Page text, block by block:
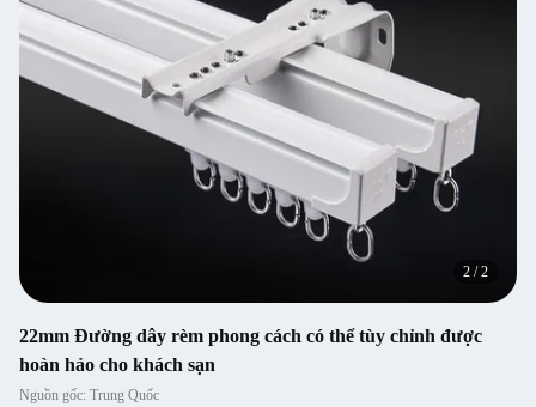
2 /2
22mm Đường dây rèm phong cách có thể tùy chỉnh được
hoàn hảo cho khách sạn
Nguồn gốc: Trung Quốc